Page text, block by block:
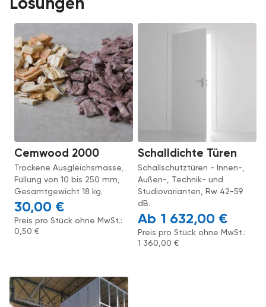
Lösungen
Cemwood 2000
Trockene Ausgleichsmasse,
Füllung von 10 bis 250 mm,
Gesamtgewicht 18 kg.
30,00 €
Preis pro Stück ohne MwSt.:
0,50€
Schalldichte Türen
Schallschutztüren - Innen-,
Außen-, Technik- und
Studiovarianten, Rw 42-59
dB.
1 632,00 €
Preis pro Stück ohne MwSt.:
1 360,00€